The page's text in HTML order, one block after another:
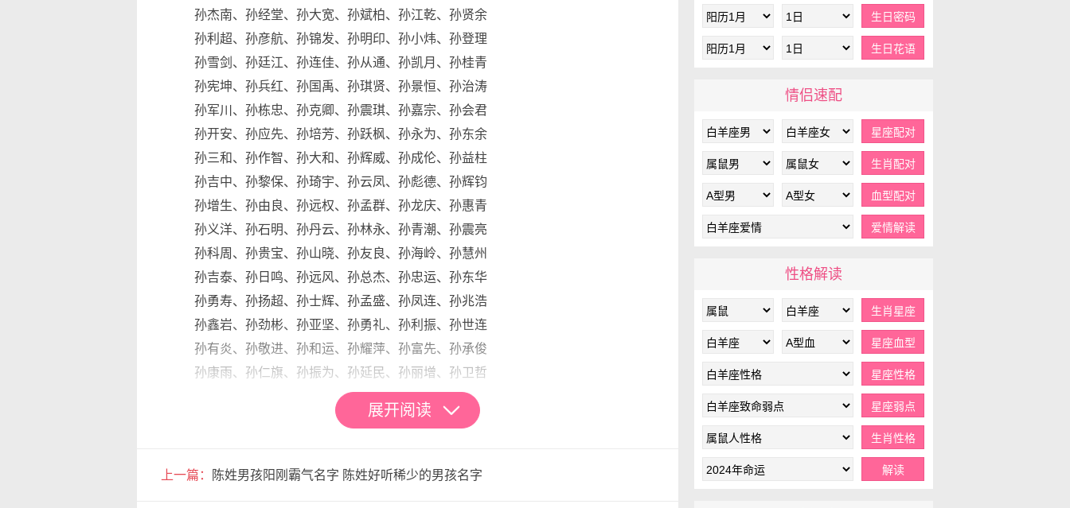
孙杰南、孙经堂、孙大宽、孙斌柏、孙江乾、孙贤余
孙利超、孙彦航、孙锦发、孙明印、孙小炜、孙登理
孙雪剑、孙廷江、孙连佳、孙从通、孙凯月、孙桂青
孙宪坤、孙兵红、孙国禹、孙琪贤、孙景恒、孙治涛
孙军川、孙栋忠、孙克卿、孙震琪、孙嘉宗、孙会君
孙开安、孙应先、孙培芳、孙跃枫、孙永为、孙东余
孙三和、孙作智、孙大和、孙辉威、孙成伦、孙益柱
孙吉中、孙黎保、孙琦宇、孙云凤、孙彪德、孙辉钧
孙增生、孙由良、孙远权、孙孟群、孙龙庆、孙惠青
孙义洋、孙石明、孙丹云、孙林永、孙青潮、孙震亮
孙科周、孙贵宝、孙山晓、孙友良、孙海岭、孙慧州
孙吉泰、孙日鸣、孙远风、孙总杰、孙忠运、孙东华
孙勇寿、孙扬超、孙士辉、孙孟盛、孙凤连、孙兆浩
孙鑫岩、孙劲彬、孙亚坚、孙勇礼、孙利振、孙世连
孙有炎、孙敬进、孙和运、孙耀萍、孙富先、孙承俊
孙康雨、孙仁旗、孙振为、孙延民、孙丽增、孙卫哲
孙茂建、孙思维、孙俊夫、孙家海、孙兆帅、孙进冰
展开阅读
上一篇： 陈姓男孩阳刚霸气名字 陈姓好听稀少的男孩名字
情侣速配
性格解读